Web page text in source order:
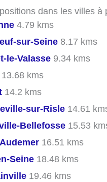
dans les villes
4.79 kms
sur-Seine 8.17 kms
le-Valasse 9.34 kms
13.68 kms
14.2 kms
sur-Risle 14.61
Bellefosse 15.53
16.51 kms
Seine 18.48 kms
19.46 kms